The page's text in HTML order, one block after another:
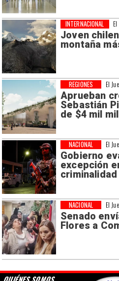
Joven
montaña
INTERNACIONAL
El
Aprueban
Sebastián
de $4 mil
REGIONES
El
Gobierno
excepción
criminalidad
NACIONAL
El
Senado
Flores a
NACIONAL